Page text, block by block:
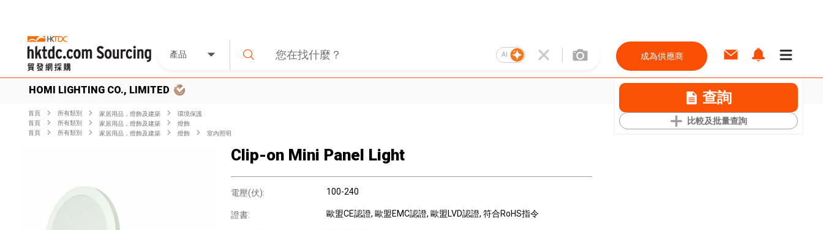
產品 AI 成為供應商
HOMI LIGHTING CO., LIMITED 查詢
比較及批量查詢
首頁 所有類別 家居用品，燈飾及建築
環境保護
首頁
所有類別 家居用品，燈飾及建築
燈飾
首頁
所有類別 家居用品，燈飾及建築 燈飾 室內照明
Clip-on Mini Panel Light
電壓(伏): 100-240
證書: 歐盟CE認證, 歐盟EMC認證, 歐盟LVD認證, 符合RoHS指令